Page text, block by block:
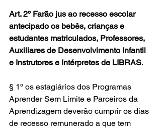
Art. 2º Farão jus ao recesso escolar
antecipado os bebês, crianças e
estudantes matriculados, Professores,
Auxiliares de Desenvolvimento Infantil
e Instrutores e Intérpretes de LIBRAS.
§ 1º os estagiários dos Programas
Aprender Sem Limite e Parceiros da
Aprendizagem deverão cumprir os dias
de recesso remunerado a que tem